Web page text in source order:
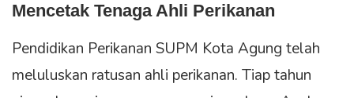
Mencetak Tenaga Ahli Perikanan
Pendidikan Perikanan SUPM Kota Agung telah
meluluskan ratusan ahli perikanan. Tiap tahun